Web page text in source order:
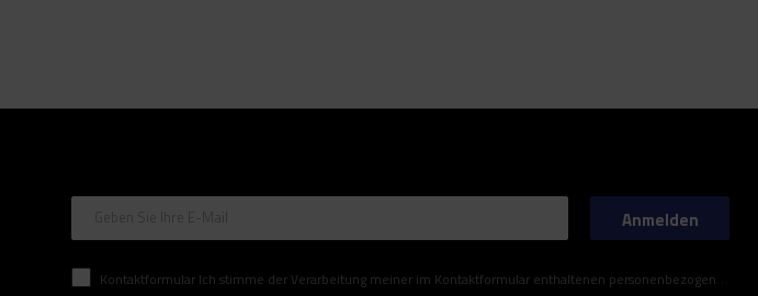
Kontaktformular Ich stimme der Verarbeitung meiner im Kontaktformular enthaltenen personenbezogenen Daten gemäß der Verordnung (EU) des Europäischen Parlaments und des Rates zu.
Anmelden